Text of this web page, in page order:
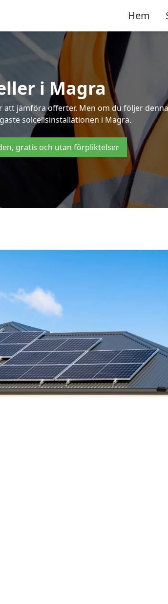
Hem
i Magra
jämföra offerter. Men om du följer
solcellsinstallationen i Magra.
gratis och utan förpliktelser